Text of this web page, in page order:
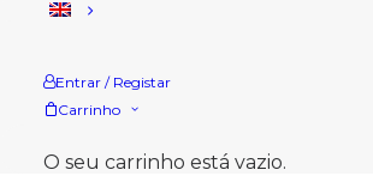
Entrar / Registar
Carrinho
O seu carrinho está vazio.
Lata de 12 Rebuçados de Ovo